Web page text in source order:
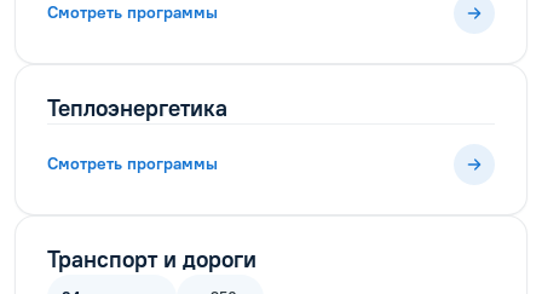
Смотреть программы
Теплоэнергетика
Смотреть программы
Транспорт и дороги